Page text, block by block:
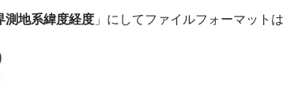
測地系緯度経度 」にしてファイルフォーマットは